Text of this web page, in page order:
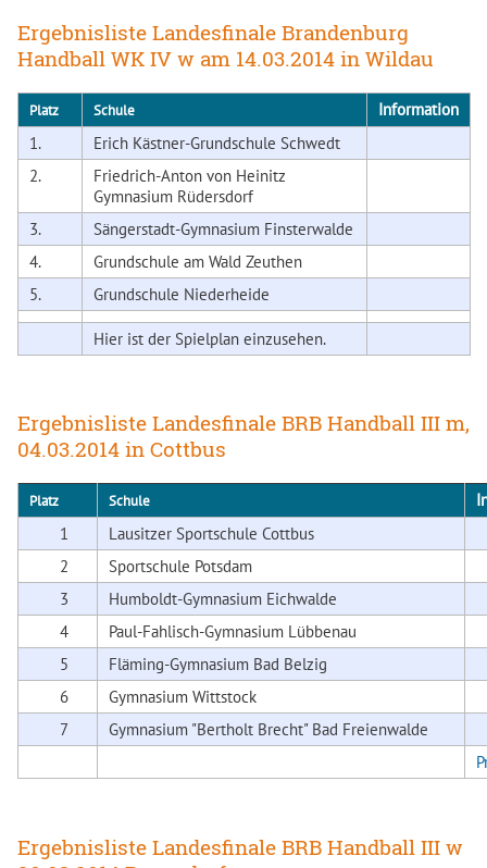
Ergebnisliste Landesfinale Brandenburg
Handball WK IV w am 14.03.2014 in Wildau
Platz Schule
Information
1.
Erich Kästner-Grundschule Schwedt
2.
Friedrich-Anton von Heinitz
Gymnasium Rüdersdorf
3.
Sängerstadt-Gymnasium Finsterwalde
4.
Grundschule am Wald Zeuthen
5.
Grundschule Niederheide
Hier ist der Spielplan einzusehen.
Ergebnisliste Landesfinale BRB Handball III m,
04.03.2014 in Cottbus
Platz Schule
1
Lausitzer Sportschule Cottbus
2
Sportschule Potsdam
3
Humboldt-Gymnasium Eichwalde
4
Paul-Fahlisch-Gymnasium Lübbenau
5
Fläming-Gymnasium Bad Belzig
6
Gymnasium Wittstock
7
Gymnasium "Bertholt Brecht" Bad Freienwalde
Ergebnisliste Landesfinale BRB Handball III w